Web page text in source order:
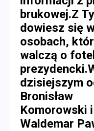
brukowej.Z
dowiesz się
osobach,
walczą o
dzisiejszym
Bronisław
Komorowski i
Waldemar